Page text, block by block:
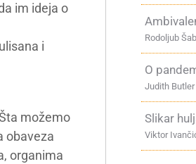
im ideja o
i
možemo
obaveza
organima
Rodoljub
O
Judith Butler
Slikar
Viktor